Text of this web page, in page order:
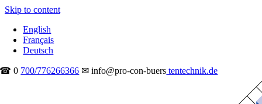
Skip to content
English
Français
Deutsch
☎ 0 700/776266366 ✉ info@pro-con-buers tentechnik.de